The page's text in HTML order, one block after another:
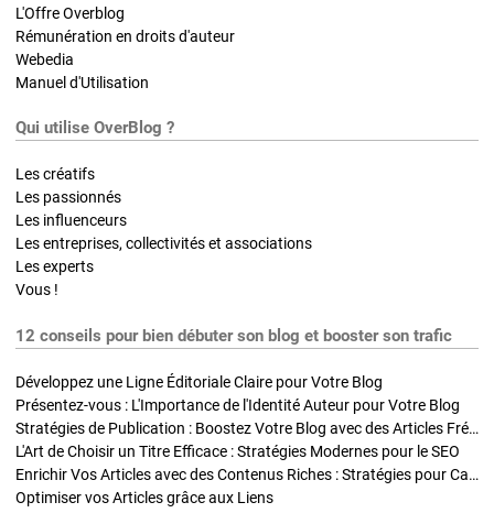
L'Offre Overblog
Rémunération en droits d'auteur
Webedia
Manuel d'Utilisation
Qui utilise OverBlog ?
Les créatifs
Les passionnés
Les influenceurs
Les entreprises, collectivités et associations
Les experts
Vous !
12 conseils pour bien débuter son blog et booster son trafic
Développez une Ligne Éditoriale Claire pour Votre Blog
Présentez-vous : L'Importance de l'Identité Auteur pour Votre Blog
Stratégies de Publication : Boostez Votre Blog avec des Articles Fréquents et Exclusifs
L'Art de Choisir un Titre Efficace : Stratégies Modernes pour le SEO
Enrichir Vos Articles avec des Contenus Riches : Stratégies pour Captiver et Optimiser
Optimiser vos Articles grâce aux Liens